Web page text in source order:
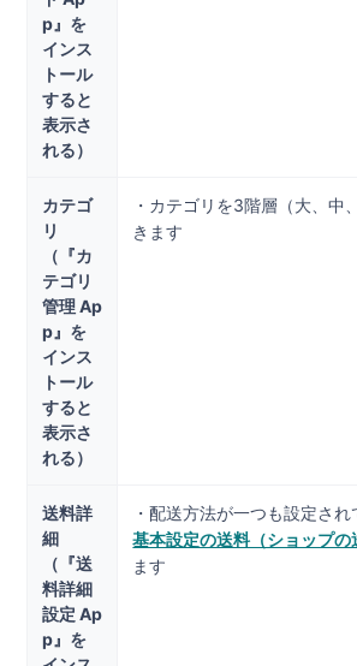
p』を
インス
トール
すると
表示さ
れる）
カテゴ
リ
（『カ
テゴリ
管理 Ap
p』を
インス
トール
すると
表示さ
れる）
・カテゴリを3階層（大、中
きます
送料詳
細
（『送
料詳細
設定 Ap
p』を
・配送方法が一つも設定され
基本設定の送料（ショップの
ます